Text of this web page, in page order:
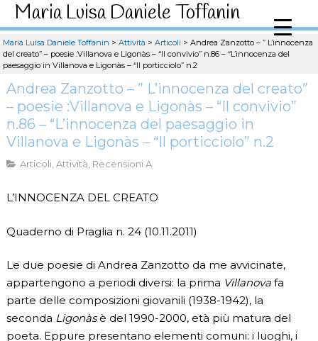
Maria Luisa Daniele Toffanin
Maria Luisa Daniele Toffanin > Attività > Articoli > Andrea Zanzotto – ” L’innocenza
del creato” – poesie :Villanova e Ligonàs – “Il convivio” n.86 – “L’innocenza del
paesaggio in Villanova e Ligonàs – “Il porticciolo” n.2
Andrea Zanzotto – ” L’innocenza del creato”
– poesie :Villanova e Ligonàs – “Il convivio”
n.86 – “L’innocenza del paesaggio in
Villanova e Ligonàs – “Il porticciolo” n.2
Articoli, Attività, Recensioni A
L’INNOCENZA DEL CREATO
Quaderno di Praglia n. 24 (10.11.2011)
Le due poesie di Andrea Zanzotto da me avvicinate,
appartengono a periodi diversi: la prima Villanovafa
parte delle composizioni giovanili (1938-1942), la
seconda Ligonàsè del 1990-2000, età più matura del
poeta. Eppure presentano elementi comuni: i luoghi, i